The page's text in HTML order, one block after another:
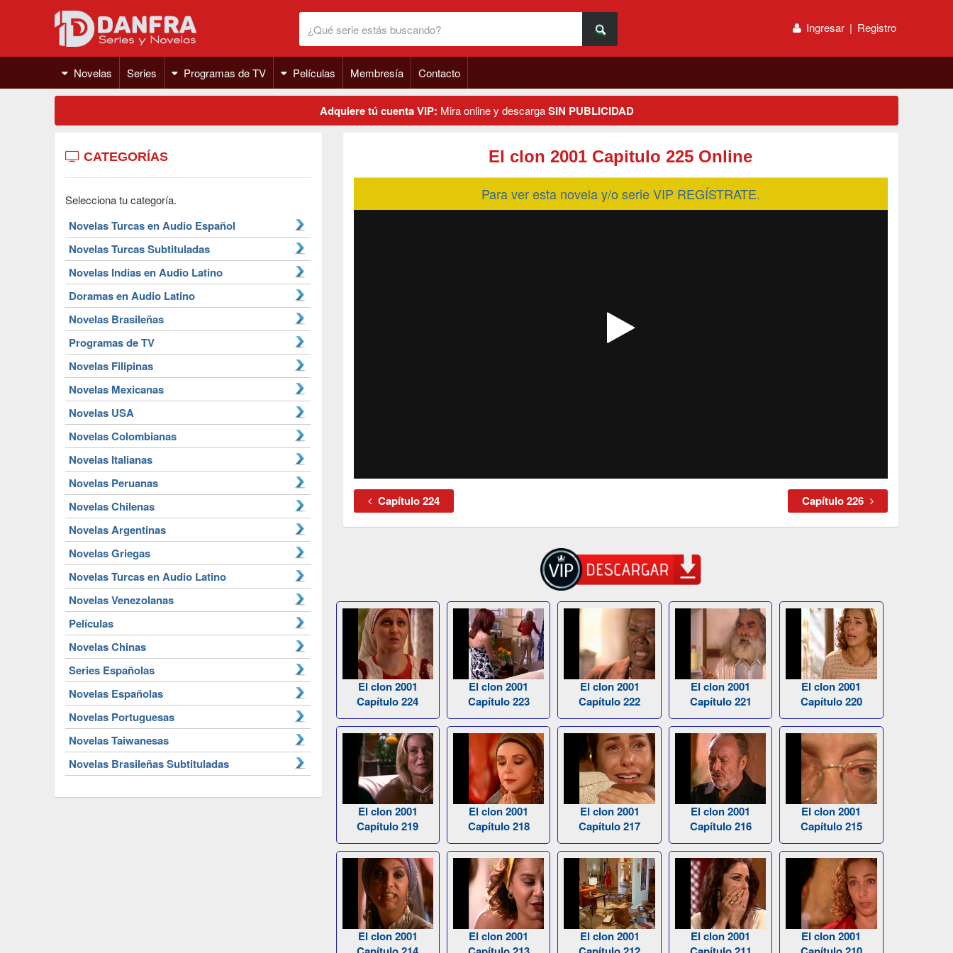
Ingresar | Registro
Novelas Series Programas de TV Películas Membresía Contacto
Adquiere tú cuenta VIP: Mira online y descargaSIN PUBLICIDAD
CATEGORÍAS
Selecciona tu categoría.
Novelas Turcas en Audio Español
Novelas Turcas Subtituladas
Novelas Indias en Audio Latino
Doramas en Audio Latino
Novelas Brasileñas
Programas de TV
Novelas Filipinas
Novelas Mexicanas
Novelas USA
Novelas Colombianas
Novelas Italianas
Novelas Peruanas
Novelas Chilenas
Novelas Argentinas
Novelas Griegas
Novelas Turcas en Audio Latino
Novelas Venezolanas
Películas
Novelas Chinas
Series Españolas
Novelas Españolas
Novelas Portuguesas
Novelas Taiwanesas
Novelas Brasileñas Subtituladas
El clon 2001 Capitulo 225 Online
Para ver esta novela y/o serie VIP REGÍSTRATE.
Capítulo 224 Capítulo 226
El clon 2001
Capítulo 224
El clon 2001
Capítulo 223
El clon 2001
Capítulo 222
El clon 2001
Capítulo 221
El clon 2001
Capítulo 220
El clon 2001
Capítulo 219
El clon 2001
Capítulo 218
El clon 2001
Capítulo 217
El clon 2001
Capítulo 216
El clon 2001
Capítulo 215
El clon 2001
El clon 2001
El clon 2001
El clon 2001
El clon 2001